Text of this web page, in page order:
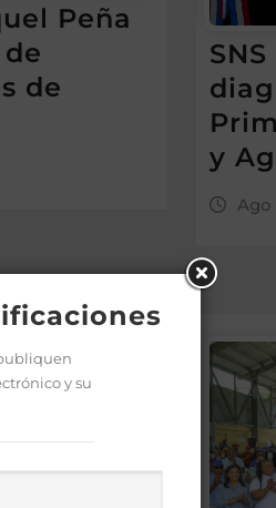
Peña
de
y
Ago
y su